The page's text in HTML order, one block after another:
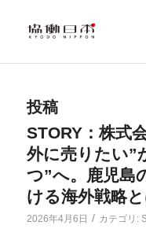
投稿
STORY：株式
外に売りたい”
つ”へ。鹿児島
ける海外戦略
2026年4月6日 / カテゴリ: